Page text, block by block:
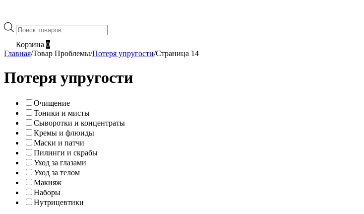
Поиск
товаров
Корзина 0
Главная/Товар Проблемы/Потеря упругости/Страница 14
Потеря упругости
Очищение
Тоники и мисты
Сыворотки и концентраты
Кремы и флюиды
Маски и патчи
Пилинги и скрабы
Уход за глазами
Уход за телом
Макияж
Наборы
Нутрицевтики